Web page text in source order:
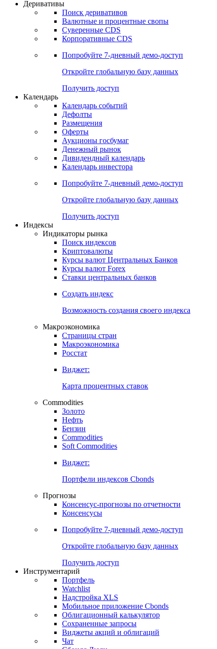
Откройте глобальную базу данных
Получить доступ
Деривативы
Валютные и процентные свопы
Корпоративные CDS
Попробуйте7-дневный
Откройте глобальную базу данных
Получить доступ
Календарь
Календарь событий
Дефолты
Размещения
Оферты
Денежный рынок
Календарь инвестора
Попробуйте7-дневный
Откройте глобальную базу данных
Получить доступ
Индикаторы рынка
Поиск индексов
Курсы валют Центральных Банков
Ставки центральных банков
Создать индекс
Возможность создания своего индекса
Страницы стран
Росстат
Виджет:
Карта процентных ставок
Commodities
Золото
Бензин
Soft Commodities
Виджет:
Портфели индексов Cbonds
Прогнозы
Консенсусы
Попробуйте7-дневный
Откройте глобальную базу данных
Получить доступ
Инструментарий
Портфель
Watchlist
Надстройка XLS
Мобильное приложение Cbonds